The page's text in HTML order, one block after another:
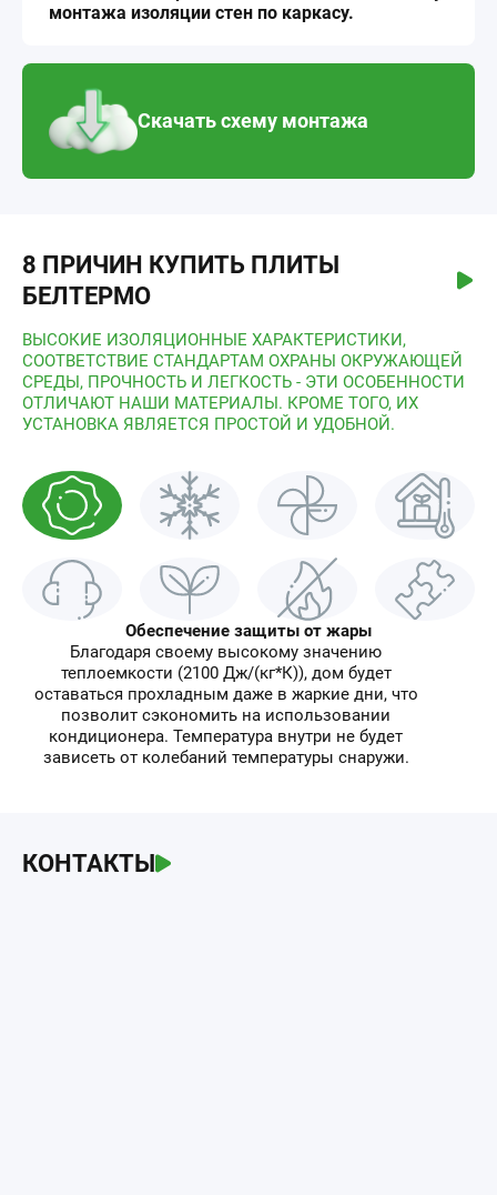
монтажа изоляции стен по каркасу.
Скачать схему монтажа
8 ПРИЧИН КУПИТЬ ПЛИТЫ
БЕЛТЕРМО
ВЫСОКИЕ ИЗОЛЯЦИОННЫЕ ХАРАКТЕРИСТИКИ,
СООТВЕТСТВИЕ СТАНДАРТАМ ОХРАНЫ ОКРУЖАЮЩЕЙ
СРЕДЫ, ПРОЧНОСТЬ И ЛЕГКОСТЬ - ЭТИ ОСОБЕННОСТИ
ОТЛИЧАЮТ НАШИ МАТЕРИАЛЫ. КРОМЕ ТОГО, ИХ
УСТАНОВКА ЯВЛЯЕТСЯ ПРОСТОЙ И УДОБНОЙ.
Обеспечение защиты от жары
Благодаря своему высокому значению
теплоемкости (2100 Дж/(кг*К)), дом будет
оставаться прохладным даже в жаркие дни, что
позволит сэкономить на использовании
кондиционера. Температура внутри не будет
зависеть от колебаний температуры снаружи.
КОНТАКТЫ